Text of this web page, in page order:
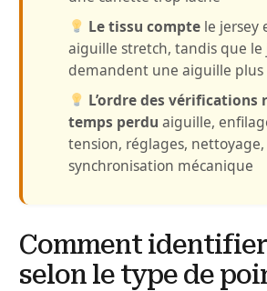
Le tissu comptele jersey
aiguille stretch, tandis que le
demandent une aiguille plus
L’ordre des vérifications
temps perdu aiguille,
tension, réglages,
synchronisation mécanique
Comment identifier
selon le type de